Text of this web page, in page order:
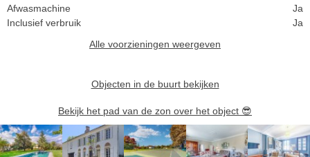
Afwasmachine
Ja
Inclusief verbruik
Ja
Alle voorzieningen weergeven
Objecten in de buurt bekijken
Bekijk het pad van de zon over het object 😎